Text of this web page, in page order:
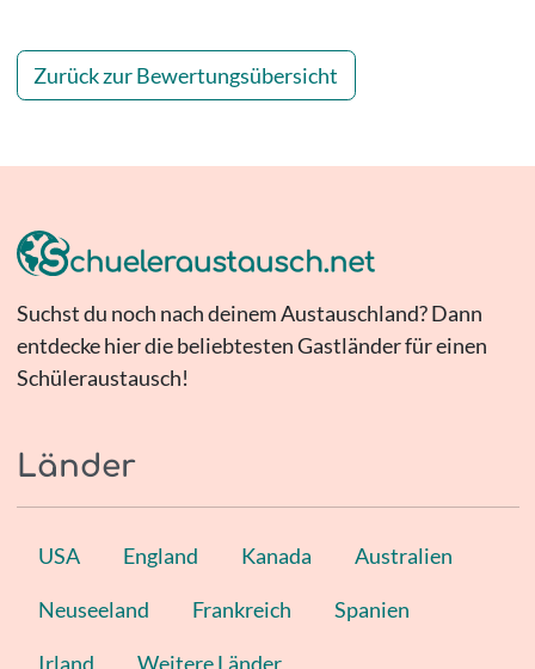
Zurück zur Bewertungsübersicht
Suchst du noch nach deinem Austauschland? Dann
entdecke hier die beliebtesten Gastländer für einen
Schüleraustausch!
Länder
USA England Kanada Australien
Neuseeland Frankreich Spanien
Irland Weitere Länder